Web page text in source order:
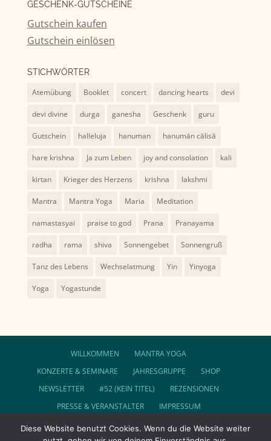
GESCHENK-GUTSCHEINE
Gutschein kaufen
Gutschein einlösen
STICHWÖRTER
Atemübung Booklet concert dancing hearts devi
devi divine durga ganesha Geschenk guru
Gutschein halleluja hanuman hanumān cālisā
hare krishna Ja zum Leben joy and consolation kali
kirtan Krieger des Herzens krishna lakshmi
Mantra Mantra Yoga Maria Meditation
namastasyai praise to god Prana Pranayama
radha rama shiva Sonnengebet Sonnengruß
Tanz des Lebens Wechselatmung Yin Yinyoga
Yoga Yogastunde
WILLKOMMEN
MANTRA YOGA
KONZERTE & SEMINARE
JAHRESGRUPPE
SHOP
NEWSLETTER
#52 (KEIN TITEL)
REZENSIONEN
PRESSE & VERANSTALTER
IMPRESSUM
DATENSCHUTZ
Diese Website benutzt Cookies. Wenn du die Website weiter